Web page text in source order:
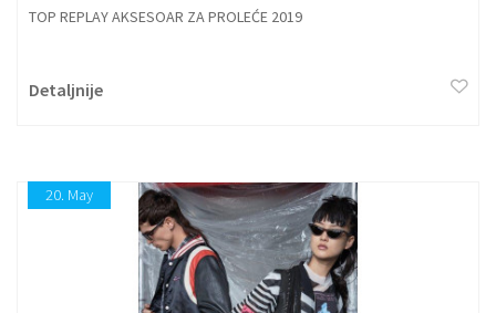
TOP REPLAY AKSESOAR ZA PROLEĆE 2019
Detaljnije
20. May